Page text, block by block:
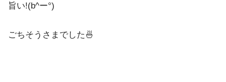
旨い!(b^ー°)
ごちそうさまでした🍜